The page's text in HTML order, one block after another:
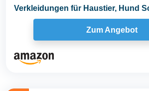
Verkleidungen für Haustier, Hund
Kostüm...
Zum Angebot